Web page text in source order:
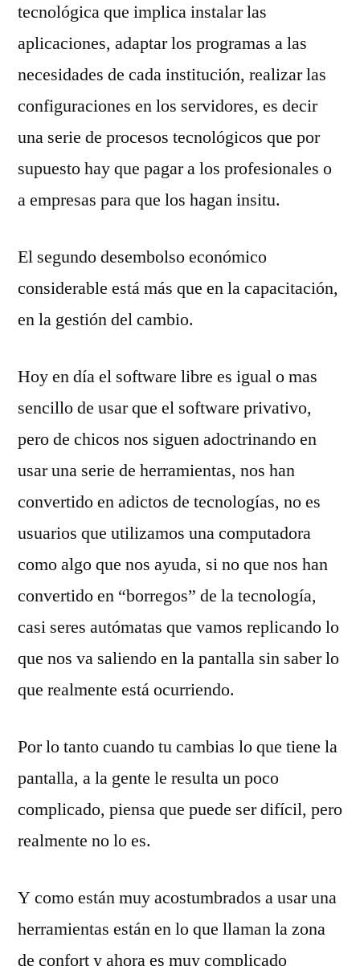
tecnológica que implica instalar las
aplicaciones, adaptar los programas a las
necesidades de cada institución, realizar las
configuraciones en los servidores, es decir
una serie de procesos tecnológicos que por
supuesto hay que pagar a los profesionales o
a empresas para que los hagan insitu.
El segundo desembolso económico
considerable está más que en la capacitación,
en la gestión del cambio.
Hoy en día el software libre es igual o mas
sencillo de usar que el software privativo,
pero de chicos nos siguen adoctrinando en
usar una serie de herramientas, nos han
convertido en adictos de tecnologías, no es
usuarios que utilizamos una computadora
como algo que nos ayuda, si no que nos han
convertido en “borregos” de la tecnología,
casi seres autómatas que vamos replicando lo
que nos va saliendo en la pantalla sin saber lo
que realmente está ocurriendo.
Por lo tanto cuando tu cambias lo que tiene la
pantalla, a la gente le resulta un poco
complicado, piensa que puede ser difícil, pero
realmente no lo es.
Y como están muy acostumbrados a usar una
herramientas están en lo que llaman la zona
de confort y ahora es muy complicado